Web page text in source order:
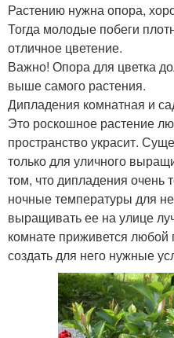
Растению нужна опора,
Тогда молодые побеги
отличное цветение.
Важно! Опора для цветка
выше самого растения.
Дипладения комнатная и
Это роскошное растение
пространство украсит.
только для уличного
том, что дипладения очень
ночные температуры для
выращивать ее на улице
комнате приживется любой
создать для него нужные